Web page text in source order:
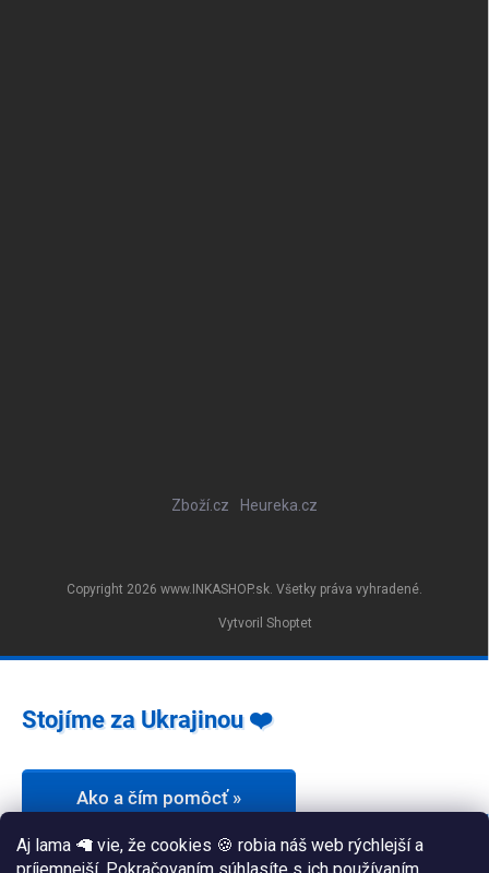
Aj lama 🦙 vie, že cookies 🍪 robia náš web rýchlejší a
Zboží.cz Heureka.cz
Vytvoril Shoptet
Copyright 2026 www.INKASHOP.sk. Všetky práva vyhradené.
Stojíme za Ukrajinou ❤️
Ako a čím pomôcť »